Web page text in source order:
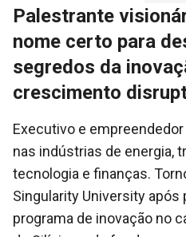
Palestrante
nome certo para
segredos da
crescimento
Executivo e
nas indústrias de energia,
tecnologia e finanças.
Singularity University
programa de inovação no